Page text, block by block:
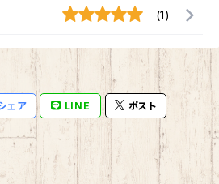
(1)
ェア LINE ポスト